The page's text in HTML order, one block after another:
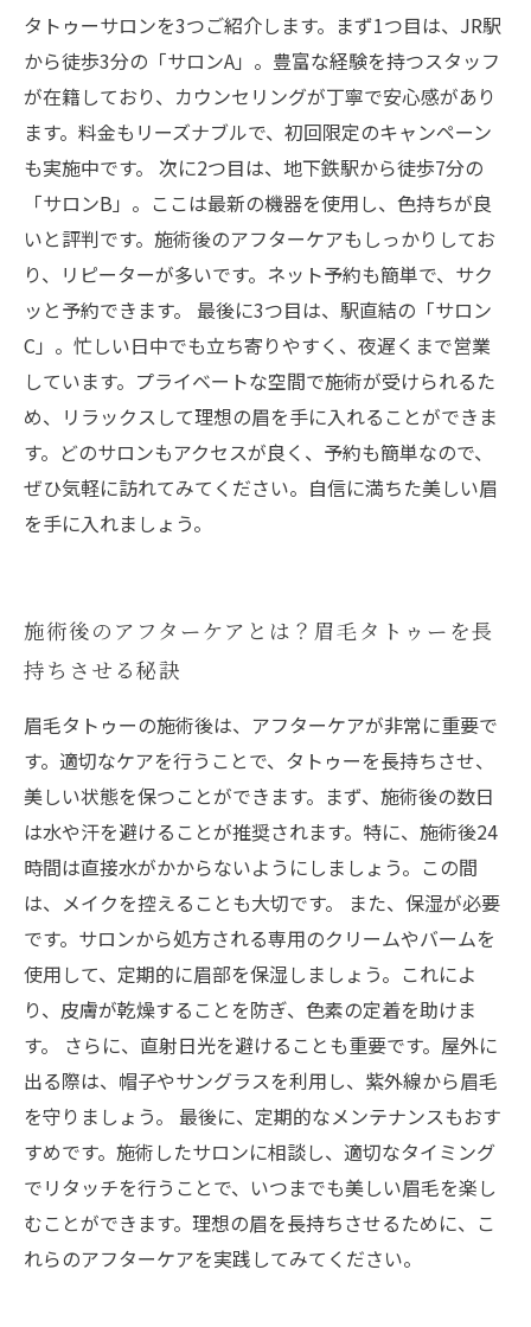
タトゥーサロンを3つご紹介します。まず1つ目は、JR駅
から徒歩3分の「サロンA」。豊富な経験を持つスタッフ
が在籍しており、カウンセリングが丁寧で安心感があり
ます。料金もリーズナブルで、初回限定のキャンペーン
も実施中です。 次に2つ目は、地下鉄駅から徒歩7分の
「サロンB」。ここは最新の機器を使用し、色持ちが良
いと評判です。施術後のアフターケアもしっかりしてお
り、リピーターが多いです。ネット予約も簡単で、サク
ッと予約できます。 最後に3つ目は、駅直結の「サロン
C」。忙しい日中でも立ち寄りやすく、夜遅くまで営業
しています。プライベートな空間で施術が受けられるた
め、リラックスして理想の眉を手に入れることができま
す。どのサロンもアクセスが良く、予約も簡単なので、
ぜひ気軽に訪れてみてください。自信に満ちた美しい眉
を手に入れましょう。
施術後のアフターケアとは？眉毛タトゥーを長
持ちさせる秘訣
眉毛タトゥーの施術後は、アフターケアが非常に重要で
す。適切なケアを行うことで、タトゥーを長持ちさせ、
美しい状態を保つことができます。まず、施術後の数日
は水や汗を避けることが推奨されます。特に、施術後24
時間は直接水がかからないようにしましょう。この間
は、メイクを控えることも大切です。 また、保湿が必要
です。サロンから処方される専用のクリームやバームを
使用して、定期的に眉部を保湿しましょう。これによ
り、皮膚が乾燥することを防ぎ、色素の定着を助けま
す。 さらに、直射日光を避けることも重要です。屋外に
出る際は、帽子やサングラスを利用し、紫外線から眉毛
を守りましょう。 最後に、定期的なメンテナンスもおす
すめです。施術したサロンに相談し、適切なタイミング
でリタッチを行うことで、いつまでも美しい眉毛を楽し
むことができます。理想の眉を長持ちさせるために、こ
れらのアフターケアを実践してみてください。